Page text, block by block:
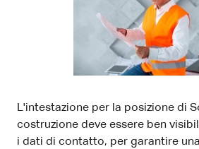
L'intestazione per la posizione di
costruzione deve essere ben
i dati di contatto, per garantire